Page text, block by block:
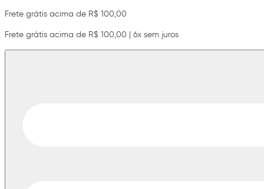
Frete grátis acima de R$ 100,00
Frete grátis acima de R$ 100,00 | 6x sem juros